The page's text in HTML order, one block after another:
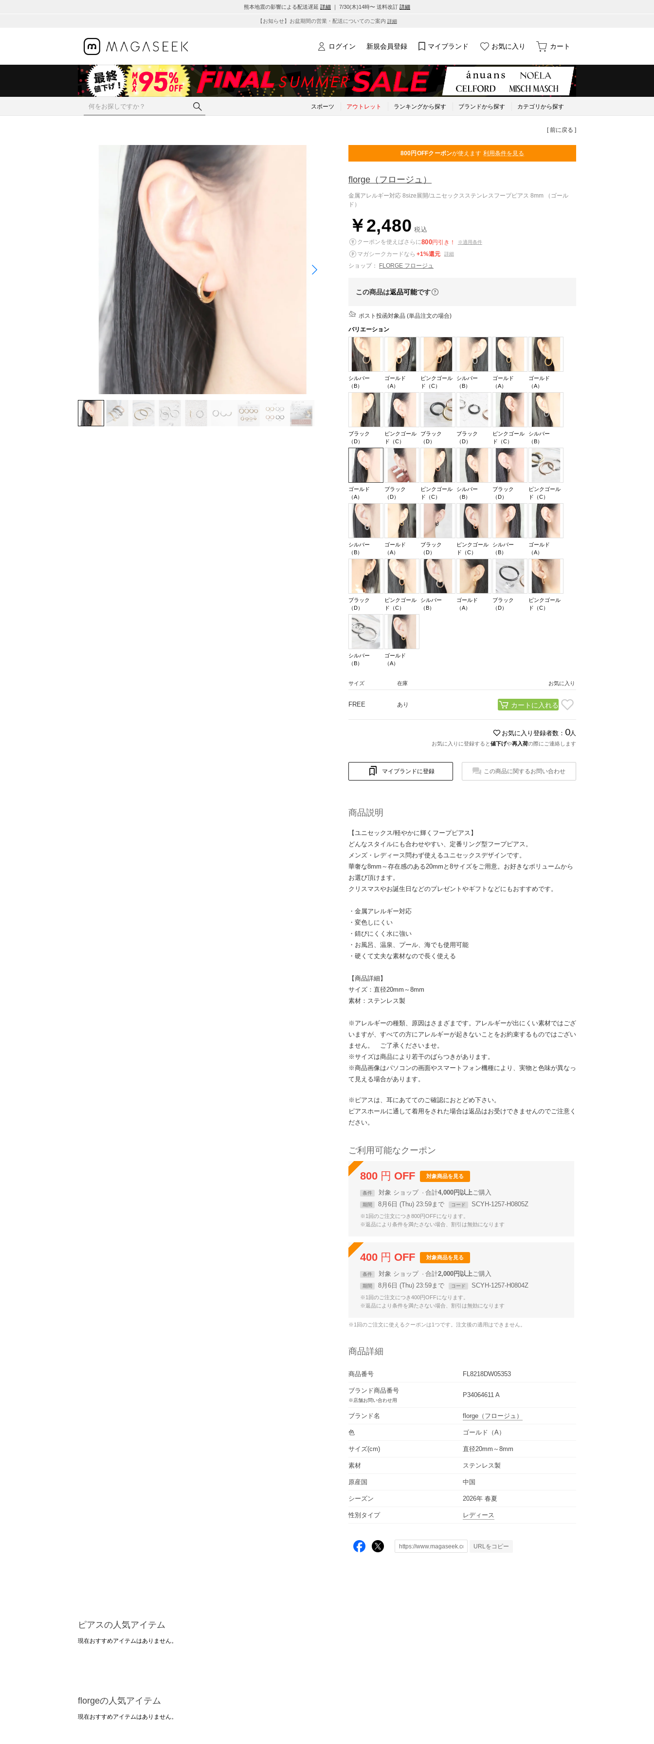
熊本地震の影響による配送遅延 詳細 ｜ 7/30(木)14時〜 送料改訂 詳細
【お知らせ】お盆期間の営業・配送についてのご案内 詳細
ログイン 新規会員登録 マイブランド お気に入り カート
スポーツ アウトレット ランキングから探す ブランドから探す カテゴリから探す
[ 前に戻る ]
800円OFFクーポンが使えます 利用条件を見る
florge （フロージュ）
金属アレルギー対応 8size展開/ユニセックスステンレスフープピアス 8mm （ゴール
ド）
￥2,480 税込
クーポンを使えばさらに800円引き！ ※適用条件
マガシークカードなら +1%還元 詳細
ショップ： FLORGE フロージュ
この商品は返品可能です
ポスト投函対象品 (単品注文の場合)
バリエーション
シルバー
（B）
ゴールド
（A）
ピンクゴール
ド（C）
シルバー
（B）
ゴールド
（A）
ゴールド
（A）
ブラック
（D）
ピンクゴール
ド（C）
ブラック
（D）
ブラック
（D）
ピンクゴール
ド（C）
シルバー
（B）
ゴールド
（A）
ブラック
（D）
ピンクゴール
ド（C）
シルバー
（B）
ブラック
（D）
ピンクゴール
ド（C）
シルバー
（B）
ゴールド
（A）
ブラック
（D）
ピンクゴール
ド（C）
シルバー
（B）
ゴールド
（A）
ブラック
（D）
ピンクゴール
ド（C）
シルバー
（B）
ゴールド
（A）
ブラック
（D）
ピンクゴール
ド（C）
シルバー
（B）
ゴールド
（A）
サイズ 在庫 お気に入り
FREE あり カートに入れる
お気に入り登録者数： 0人
お気に入りに登録すると値下げや再入荷の際にご連絡します
マイブランドに登録 この商品に関するお問い合わせ
商品説明
【ユニセックス/軽やかに輝くフープピアス】
どんなスタイルにも合わせやすい、定番リング型フープピアス。
メンズ・レディース問わず使えるユニセックスデザインです。
華奢な8mm～存在感のある20mmと8サイズをご用意。お好きなボリュームから
お選び頂けます。
クリスマスやお誕生日などのプレゼントやギフトなどにもおすすめです。
・金属アレルギー対応
・変色しにくい
・錆びにくく水に強い
・お風呂、温泉、プール、海でも使用可能
・硬くて丈夫な素材なので長く使える
【商品詳細】
サイズ：直径20mm～8mm
素材：ステンレス製
※アレルギーの種類、原因はさまざまです。アレルギーが出にくい素材ではござ
いますが、すべての方にアレルギーが起きないことをお約束するものではござい
ません。 ご了承くださいませ。
※サイズは商品により若干のばらつきがあります。
※商品画像はパソコンの画面やスマートフォン機種により、実物と色味が異なっ
て見える場合があります。
※ピアスは、耳にあててのご確認におとどめ下さい。
ピアスホールに通して着用をされた場合は返品はお受けできませんのでご注意く
ださい。
ご利用可能なクーポン
800 円 OFF 対象商品を見る
条件 対象 ショップ 合計4,000円以上
期間 8月6日 (Thu) 23:59まで コード SCYH-1257-H0805Z
※1回のご注文につき800円OFFになります。
※返品により条件を満たさない場合、割引は無効になります
400 円 OFF 対象商品を見る
条件 対象 ショップ 合計2,000円以上
期間 8月6日 (Thu) 23:59まで コード SCYH-1257-H0804Z
※1回のご注文につき400円OFFになります。
※返品により条件を満たさない場合、割引は無効になります
※1回のご注文に使えるクーポンは1つです。注文後の適用はできません。
商品詳細
商品番号 FL8218DW05353
ブランド商品番号
※店舗お問い合わせ用
P34064611 A
ブランド名 florge （フロージュ）
色 ゴールド（A）
サイズ(cm) 直径20mm～8mm
素材 ステンレス製
原産国 中国
シーズン 2026年 春夏
性別タイプ レディース
URLをコピー
ピアスの人気アイテム
現在おすすめアイテムはありません。
florgeの人気アイテム
現在おすすめアイテムはありません。